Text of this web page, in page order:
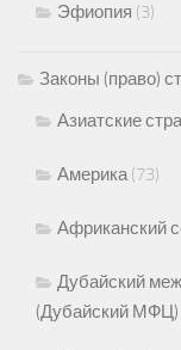
Эфиопия (3)
Законы (право)
Азиатские
Америка(73)
Африканский
Дубайский
(Дубайский МФЦ)